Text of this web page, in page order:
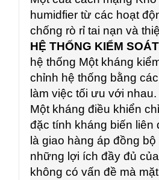
humidfier từ các hoạt
chống rò rỉ tai nạn và
HỆ THỐNG KIỂM
hệ thống Một kháng
chỉnh hệ thống bằng
làm việc tối ưu với
Một kháng điều khiển
đặc tính kháng biến liên
là giao hàng áp đồng
những lợi ích đầy đủ
không có vấn đề mà